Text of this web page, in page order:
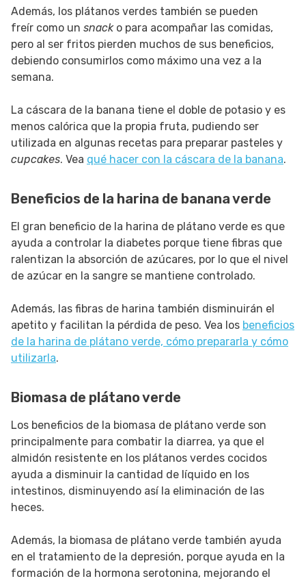
Además, los plátanos verdes también se pueden
freír como un snacko para acompañar las comidas,
pero al ser fritos pierden muchos de sus beneficios,
debiendo consumirlos como máximo una vez a la
semana.
La cáscara de la banana tiene el doble de potasio y es
menos calórica que la propia fruta, pudiendo ser
utilizada en algunas recetas para preparar pasteles y
cupcakes. Vea qué hacer con la cáscara de la banana.
Beneficios de la harina de banana verde
El gran beneficio de la harina de plátano verde es que
ayuda a controlar la diabetes porque tiene fibras que
ralentizan la absorción de azúcares, por lo que el nivel
de azúcar en la sangre se mantiene controlado.
Además, las fibras de harina también disminuirán el
apetito y facilitan la pérdida de peso. Vea los beneficios
de la harina de plátano verde, cómo prepararla y cómo
utilizarla.
Biomasa de plátano verde
Los beneficios de la biomasa de plátano verde son
principalmente para combatir la diarrea, ya que el
almidón resistente en los plátanos verdes cocidos
ayuda a disminuir la cantidad de líquido en los
intestinos, disminuyendo así la eliminación de las
heces.
Además, la biomasa de plátano verde también ayuda
en el tratamiento de la depresión, porque ayuda en la
formación de la hormona serotonina, mejorando el